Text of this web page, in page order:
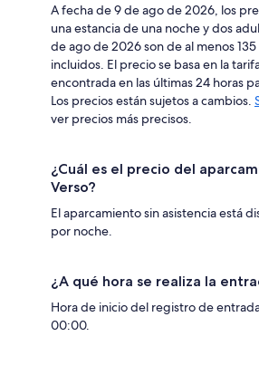
A fecha de 9 de ago de 2026, los
una estancia de una noche y dos
de ago de 2026 son de al menos
incluidos. El precio se basa en la
encontrada en las últimas 24 horas
Los precios están sujetos a cambios.
ver precios más precisos.
¿Cuál es el precio del
Verso?
El aparcamiento sin asistencia está
por noche.
¿A qué hora se realiza la
Hora de inicio del registro de
00:00.